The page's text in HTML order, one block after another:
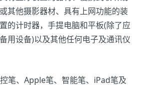
其他摄影器材、具有上网功能的装
的计时器，手提电脑和平板(除了应
用设备)以及其他任何电子及通讯仪
笔、Apple笔、智能笔、iPad笔及